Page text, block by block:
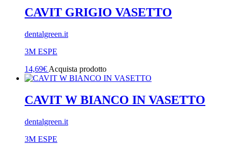
CAVIT GRIGIO VASETTO
dentalgreen.it
3M ESPE
14,69€ Acquista prodotto
CAVIT W BIANCO IN VASETTO
dentalgreen.it
3M ESPE